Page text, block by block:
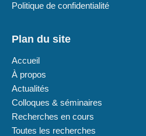
Politique de confidentialité
Plan du site
Accueil
À propos
Actualités
Colloques & séminaires
Recherches en cours
Toutes les recherches